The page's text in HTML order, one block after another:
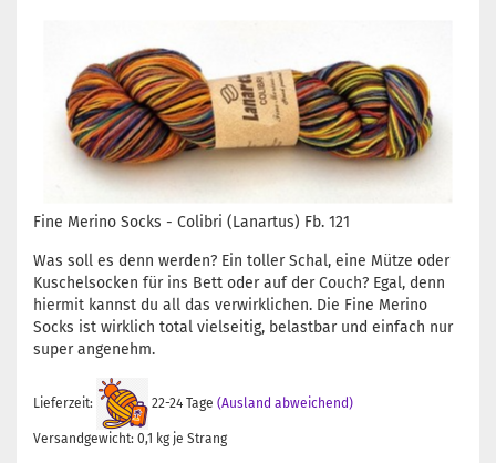
Fine Merino Socks - Colibri (Lanartus) Fb. 121
Was soll es denn werden? Ein toller Schal, eine Mütze oder
Kuschelsocken für ins Bett oder auf der Couch? Egal, denn
hiermit kannst du all das verwirklichen. Die Fine Merino
Socks ist wirklich total vielseitig, belastbar und einfach nur
super angenehm.
Lieferzeit: 22-24 Tage (Ausland abweichend)
Versandgewicht: 0,1 kg je Strang